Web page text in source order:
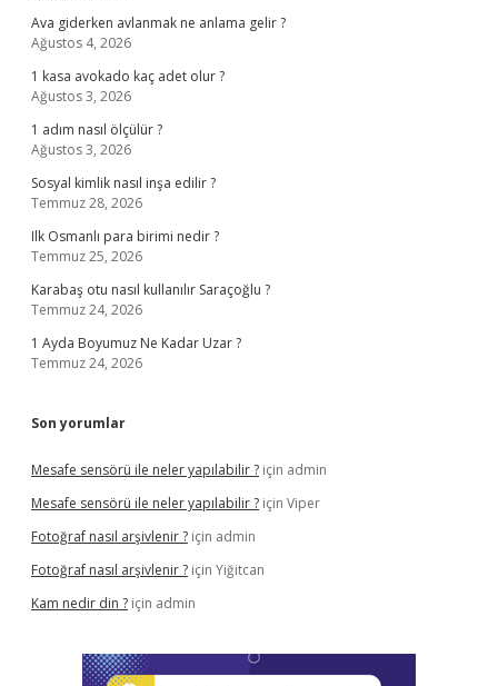
Ava giderken avlanmak ne anlama gelir ?
Ağustos 4, 2026
1 kasa avokado kaç adet olur ?
Ağustos 3, 2026
1 adım nasıl ölçülür ?
Ağustos 3, 2026
Sosyal kimlik nasıl inşa edilir ?
Temmuz 28, 2026
Ilk Osmanlı para birimi nedir ?
Temmuz 25, 2026
Karabaş otu nasıl kullanılır Saraçoğlu ?
Temmuz 24, 2026
1 Ayda Boyumuz Ne Kadar Uzar ?
Temmuz 24, 2026
Son yorumlar
Mesafe sensörü ile neler yapılabilir ? için admin
Mesafe sensörü ile neler yapılabilir ? için Viper
Fotoğraf nasıl arşivlenir ? için admin
Fotoğraf nasıl arşivlenir ? için Yiğitcan
Kam nedir din ? için admin